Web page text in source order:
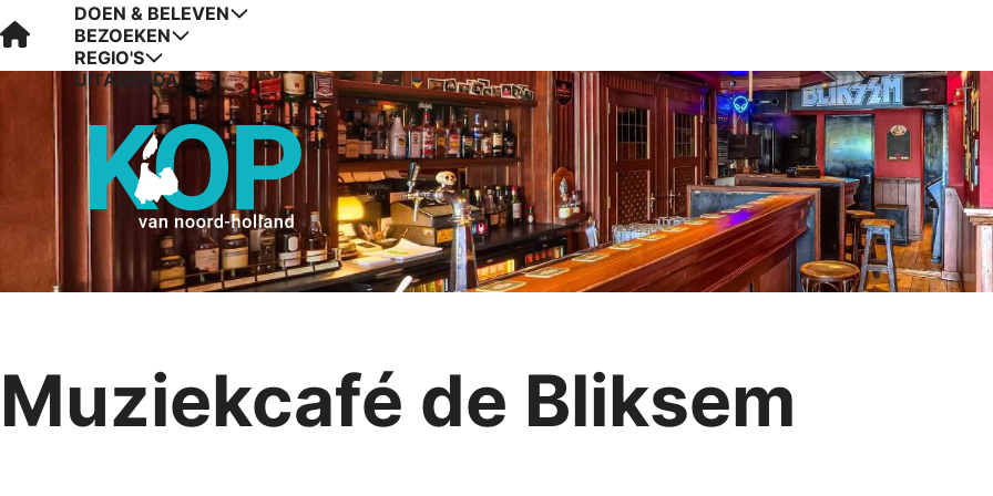
Visit Kop van Holland
DOEN & BELEVEN
BEZOEKEN
REGIO'S
UITAGENDA
Muziekcafé de Bliksem